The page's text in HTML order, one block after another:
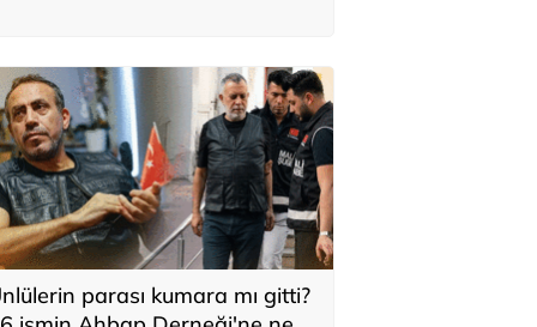
parası kumara mı gitti?